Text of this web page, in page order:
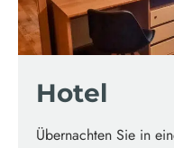
Hotel
Übernachten Sie in